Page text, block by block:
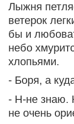
Лыжня
ветерок
бы и
небо
хлопьями.
- Боря, а
- Н-не знаю.
не очень